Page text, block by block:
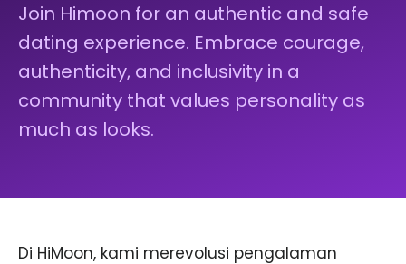
Join Himoon for an authentic and safe
dating experience. Embrace courage,
authenticity, and inclusivity in a
community that values personality as
much as looks.
Di HiMoon, kami merevolusi pengalaman